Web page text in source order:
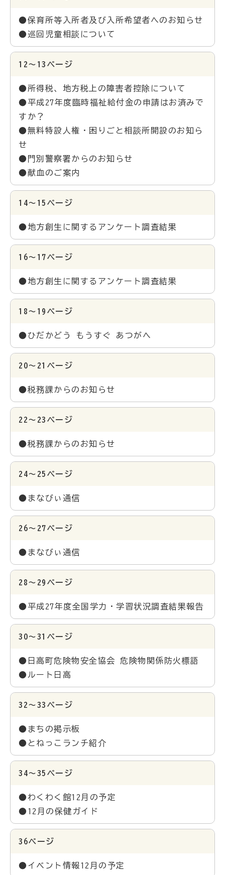
●保育所等入所者及び入所希望者へのお知らせ
●巡回児童相談について
12～13ページ
●所得税、地方税上の障害者控除について
●平成27年度臨時福祉給付金の申請はお済みで
すか？
●無料特設人権・困りごと相談所開設のお知ら
せ
●門別警察署からのお知らせ
●献血のご案内
14～15ページ
●地方創生に関するアンケート調査結果
16～17ページ
●地方創生に関するアンケート調査結果
18～19ページ
●ひだかどう もうすぐ あつがへ
20～21ページ
●税務課からのお知らせ
22～23ページ
●税務課からのお知らせ
24～25ページ
●まなびぃ通信
26～27ページ
●まなびぃ通信
28～29ページ
●平成27年度全国学力・学習状況調査結果報告
30～31ページ
●日高町危険物安全協会 危険物関係防火標語
●ルート日高
32～33ページ
●まちの掲示板
●とねっこランチ紹介
34～35ページ
●わくわく館12月の予定
●12月の保健ガイド
36ページ
●イベント情報12月の予定